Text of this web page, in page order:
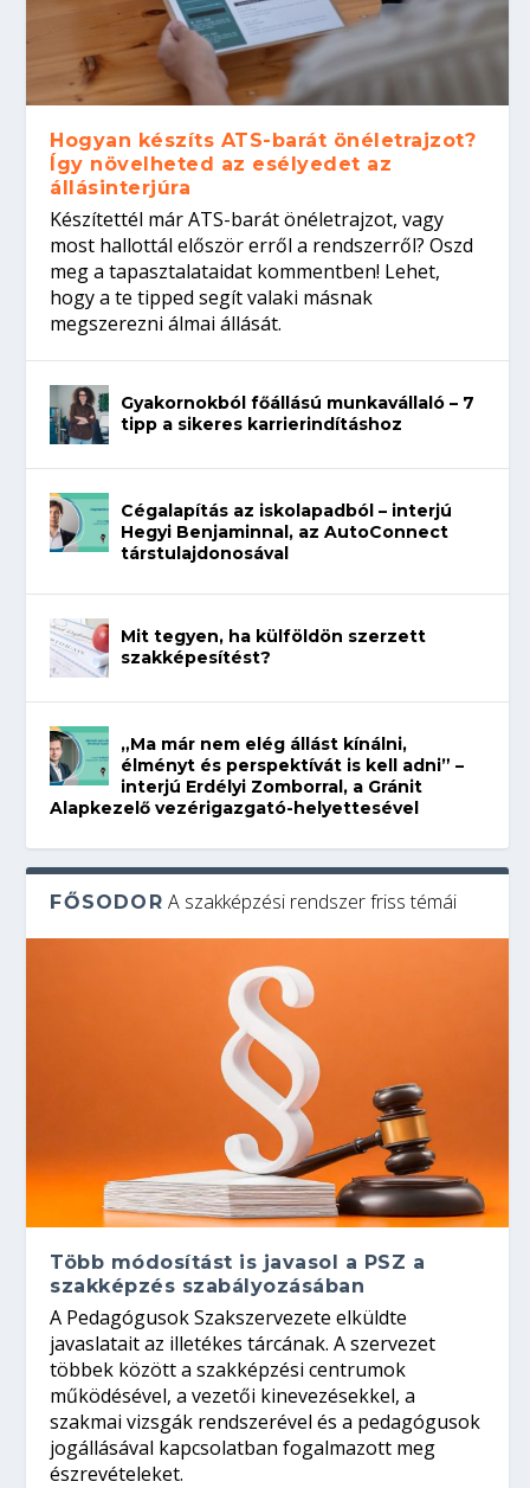
Hogyan készíts ATS-barát önéletrajzot?
Így növelheted az esélyedet az
állásinterjúra
Készítettél már ATS-barát önéletrajzot, vagy
most hallottál először erről a rendszerről? Oszd
meg a tapasztalataidat kommentben! Lehet,
hogy a te tipped segít valaki másnak
megszerezni álmai állását.
Gyakornokból főállású munkavállaló – 7
tipp a sikeres karrierindításhoz
Cégalapítás az iskolapadból – interjú
Hegyi Benjaminnal, az AutoConnect
társtulajdonosával
Mit tegyen, ha külföldön szerzett
szakképesítést?
„Ma már nem elég állást kínálni,
élményt és perspektívát is kell adni” –
interjú Erdélyi Zomborral, a Gránit
Alapkezelő vezérigazgató-helyettesével
FŐSODOR A szakképzési rendszer friss témái
Több módosítást is javasol a PSZ a
szakképzés szabályozásában
A Pedagógusok Szakszervezete elküldte
javaslatait az illetékes tárcának. A szervezet
többek között a szakképzési centrumok
működésével, a vezetői kinevezésekkel, a
szakmai vizsgák rendszerével és a pedagógusok
jogállásával kapcsolatban fogalmazott meg
észrevételeket.